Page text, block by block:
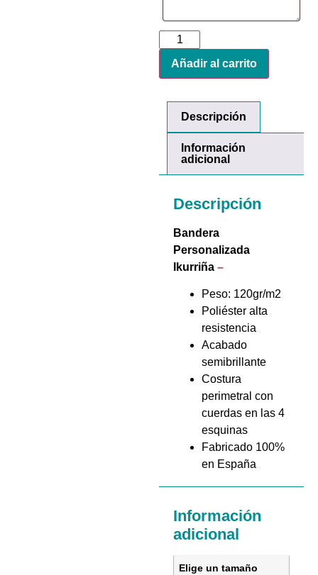
Añadir al carrito
Descripción
Información
adicional
Descripción
Bandera
Personalizada
Ikurriña –
Peso: 120gr/m2
Poliéster alta
resistencia
Acabado
semibrillante
Costura
perimetral con
cuerdas en las 4
esquinas
Fabricado 100%
en España
Información
adicional
Elige un tamaño